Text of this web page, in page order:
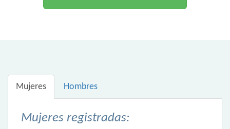
Mujeres Hombres
Mujeres registradas: